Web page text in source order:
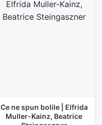
Ce ne spun bolile | Elfrida
Muller-Kainz, Beatrice